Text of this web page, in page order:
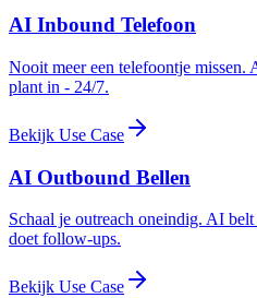
AI Inbound Telefoon
Nooit meer een telefoontje
plant in - 24/7.
Bekijk Use Case
AI Outbound Bellen
Schaal je outreach oneindig. AI
doet follow-ups.
Bekijk Use Case